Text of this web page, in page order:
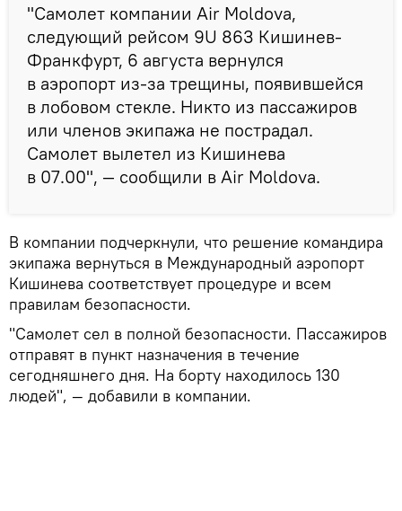
"Самолет компании Air Moldova,
следующий рейсом 9U 863 Кишинев-
Франкфурт, 6 августа вернулся
в аэропорт из-за трещины, появившейся
в лобовом стекле. Никто из пассажиров
или членов экипажа не пострадал.
Самолет вылетел из Кишинева
в 07.00", — сообщили в Air Moldova.
В компании подчеркнули, что решение командира
экипажа вернуться в Международный аэропорт
Кишинева соответствует процедуре и всем
правилам безопасности.
"Самолет сел в полной безопасности. Пассажиров
отправят в пункт назначения в течение
сегодняшнего дня. На борту находилось 130
людей", — добавили в компании.